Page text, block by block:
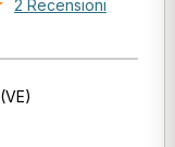
2 Recensioni